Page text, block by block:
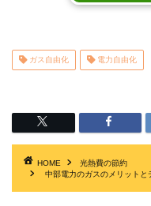
ガス自由化 電力自由化
HOME
光熱費の節約
中部電力のガスのメリットと